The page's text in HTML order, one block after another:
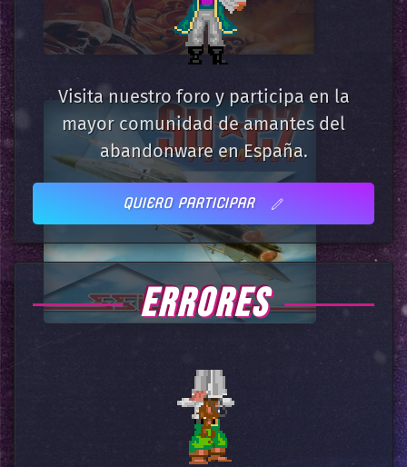
Visita nuestro foro y participa en la
mayor comunidad de amantes del
abandonware en España.
QUIERO PARTICIPAR
ERRORES